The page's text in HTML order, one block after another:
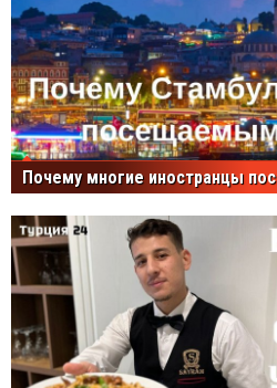
Почему многие иностранцы